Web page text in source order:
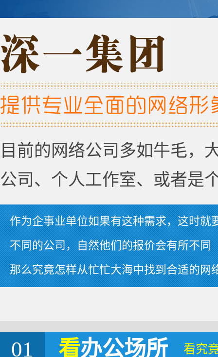
目前的网络公司多如牛毛，
公司、个人工作室、或者是
作为企事业单位如果有这种需求，这时就
不同的公司，自然他们的报价会有所不同
那么究竟怎样从忙忙大海中找到合适的网
01 看办公场所 看究